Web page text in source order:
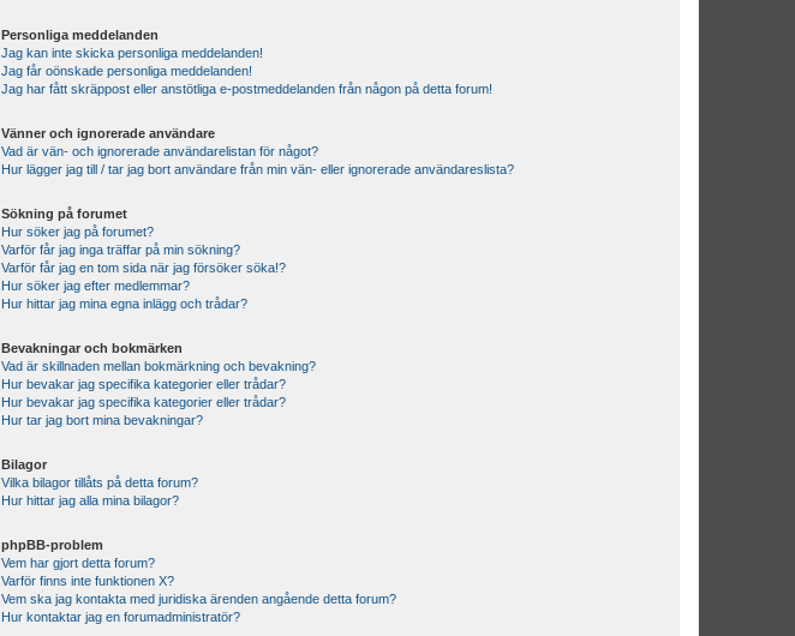
Personliga meddelanden
Jag kan inte skicka personliga meddelanden!
Jag får oönskade personliga meddelanden!
Jag har fått skräppost eller anstötliga e-postmeddelanden från någon på detta forum!
Vänner och ignorerade användare
Vad är vän- och ignorerade användarelistan för något?
Hur lägger jag till / tar jag bort användare från min vän- eller ignorerade användareslista?
Sökning på forumet
Hur söker jag på forumet?
Varför får jag inga träffar på min sökning?
Varför får jag en tom sida när jag försöker söka!?
Hur söker jag efter medlemmar?
Hur hittar jag mina egna inlägg och trådar?
Bevakningar och bokmärken
Vad är skillnaden mellan bokmärkning och bevakning?
Hur bevakar jag specifika kategorier eller trådar?
Hur bevakar jag specifika kategorier eller trådar?
Hur tar jag bort mina bevakningar?
Bilagor
Vilka bilagor tillåts på detta forum?
Hur hittar jag alla mina bilagor?
phpBB-problem
Vem har gjort detta forum?
Varför finns inte funktionen X?
Vem ska jag kontakta med juridiska ärenden angående detta forum?
Hur kontaktar jag en forumadministratör?